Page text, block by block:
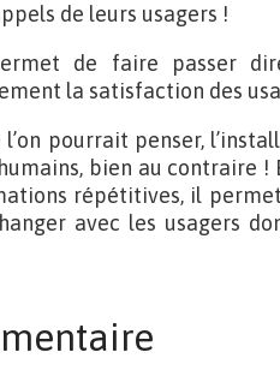
de leurs usagers !
de faire passer
la satisfaction des
pourrait penser,
bien au contraire !
répétitives, il
avec les usagers